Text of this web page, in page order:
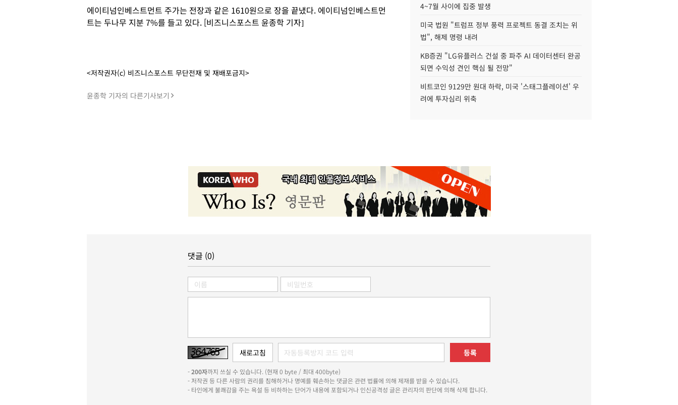
에이티넘인베스트먼트 주가는 전장과 같은 1610원으로 장을 끝냈다. 에이티넘인베스트먼
트는 두나무 지분 7%를 들고 있다. [비즈니스포스트 윤종학 기자]
<저작권자(c) 비즈니스포스트 무단전재 및 재배포금지>
윤종학 기자의 다른기사보기
4~7월 사이에 집중 발생
미국 법원 "트럼프 정부 풍력 프로젝트 동결 조치는 위
법", 해제 명령 내려
KB증권 "LG유플러스 건설 중 파주 AI 데이터센터 완공
되면 수익성 견인 핵심 될 전망"
비트코인 9129만 원대 하락, 미국 '스태그플레이션' 우
려에 투자심리 위축
댓글 (0)
등록
-200자까지 쓰실 수 있습니다. (현재 0 byte / 최대 400byte)
- 저작권 등 다른 사람의 권리를 침해하거나 명예를 훼손하는 댓글은 관련 법률에 의해 제재를 받을 수 있습니다.
- 타인에게 불쾌감을 주는 욕설 등 비하하는 단어가 내용에 포함되거나 인신공격성 글은 관리자의 판단에 의해 삭제 합니다.